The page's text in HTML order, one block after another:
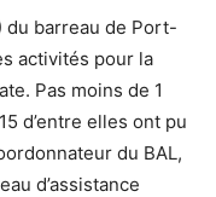
du barreau de Port-
activités pour la
Pas moins de 1
d’entre elles ont pu
du BAL,
d’assistance